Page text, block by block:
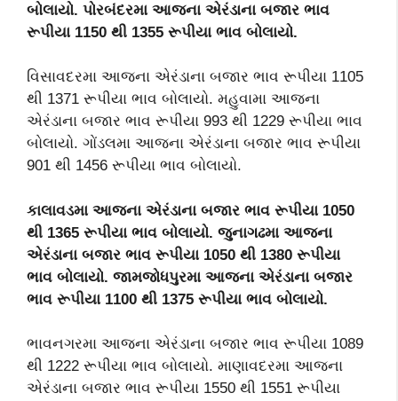
બોલાયો. પોરબંદરમા આજના એરંડાના બજાર ભાવ
રૂપીયા 1150 થી 1355 રૂપીયા ભાવ બોલાયો.
વિસાવદરમા આજના એરંડાના બજાર ભાવ રૂપીયા 1105
થી 1371 રૂપીયા ભાવ બોલાયો. મહુવામા આજના
એરંડાના બજાર ભાવ રૂપીયા 993 થી 1229 રૂપીયા ભાવ
બોલાયો. ગોંડલમા આજના એરંડાના બજાર ભાવ રૂપીયા
901 થી 1456 રૂપીયા ભાવ બોલાયો.
કાલાવડમા આજના એરંડાના બજાર ભાવ રૂપીયા 1050
થી 1365 રૂપીયા ભાવ બોલાયો. જુનાગઢમા આજના
એરંડાના બજાર ભાવ રૂપીયા 1050 થી 1380 રૂપીયા
ભાવ બોલાયો. જામજોધપુરમા આજના એરંડાના બજાર
ભાવ રૂપીયા 1100 થી 1375 રૂપીયા ભાવ બોલાયો.
ભાવનગરમા આજના એરંડાના બજાર ભાવ રૂપીયા 1089
થી 1222 રૂપીયા ભાવ બોલાયો. માણાવદરમા આજના
એરંડાના બજાર ભાવ રૂપીયા 1550 થી 1551 રૂપીયા